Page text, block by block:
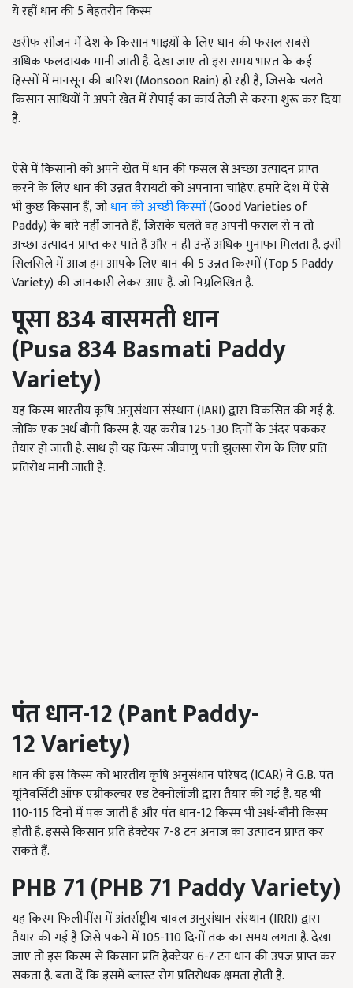
ये रहीं धान की 5 बेहतरीन किस्म
खरीफ सीजन में देश के किसान भाइय़ों के लिए धान की फसल सबसे
अधिक फलदायक मानी जाती है. देखा जाए तो इस समय भारत के कई
हिस्सों में मानसून की बारिश (Monsoon Rain)हो रही है, जिसके चलते
किसान साथियों ने अपने खेत में रोपाई का कार्य तेजी से करना शुरू कर दिया
है.
ऐसे में किसानों को अपने खेत में धान की फसल से अच्छा उत्पादन प्राप्त
करने के लिए धान की उन्नत वैरायटी को अपनाना चाहिए. हमारे देश में ऐसे
भी कुछ किसान हैं, जोधान की अच्छी किस्मों(Good Varieties of
Paddy)के बारे नहीं जानते हैं, जिसके चलते वह अपनी फसल से न तो
अच्छा उत्पादन प्राप्त कर पाते हैं और न ही उन्हें अधिक मुनाफा मिलता है. इसी
सिलसिले में आज हम आपके लिए धान की 5उन्नत किस्मों (Top 5 Paddy
Variety)की जानकारी लेकर आए हैं. जो निम्नलिखित है.
पूसा834बासमती धान
(Pusa834Basmati Paddy
Variety)
यह किस्म भारतीय कृषि अनुसंधान संस्थान (IARI) द्वारा विकसित की गई है.
जोकि एक अर्ध बौनी किस्म है. यह करीब 125-130दिनों के अंदर पककर
तैयार हो जाती है. साथ ही यह किस्म जीवाणु पत्ती झुलसा रोग के लिए प्रति
प्रतिरोध मानी जाती है.
पंत धान-12 (Pant Paddy-
12Variety)
धान की इस किस्म को भारतीय कृषि अनुसंधान परिषद (ICAR) ने G.B. पंत
यूनिवर्सिटी ऑफ एग्रीकल्चर एंड टेक्नोलॉजी द्वारा तैयार की गई है. यह भी
110-115दिनों में पक जाती है और पंत धान-12किस्म भी अर्ध-बौनी किस्म
होती है. इससे किसान प्रति हेक्टेयर7-8टन अनाज का उत्पादन प्राप्त कर
सकते हैं.
PHB71 (PHB71 Paddy Variety)
यह किस्म फिलीपींस में अंतर्राष्ट्रीय चावल अनुसंधान संस्थान (IRRI) द्वारा
तैयार की गई है जिसे पकने में 105-110दिनों तक का समय लगता है. देखा
जाए तो इस किस्म से किसान प्रति हेक्टेयर6-7टन धान की उपज प्राप्त कर
सकता है. बता दें कि इसमें ब्लास्ट रोग प्रतिरोधक क्षमता होती है.